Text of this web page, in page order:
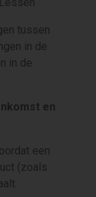
tussen
in de
in de
en
een
(zoals